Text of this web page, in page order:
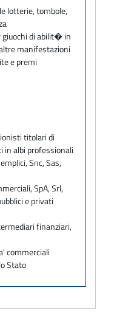
lotterie, tombole,
di abilit� in
manifestazioni
e premi
titolari di
in albi professionali
Snc, Sas,
SpA, Srl,
e privati
finanziari,
commerciali
Stato